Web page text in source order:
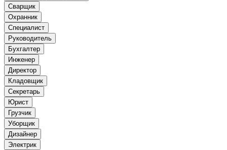
Сварщик
Охранник
Специалист
Руководитель
Бухгалтер
Инженер
Директор
Кладовщик
Секретарь
Юрист
Грузчик
Уборщик
Дизайнер
Электрик